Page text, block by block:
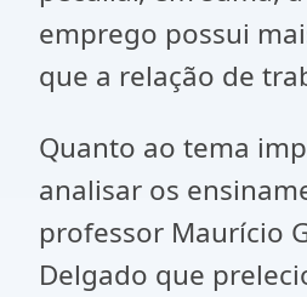
emprego possui
que a relação de
Quanto ao tema
analisar os
professor Maurício
Delgado que